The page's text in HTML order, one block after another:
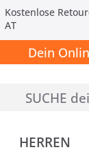
Kostenlose
AT
Dein
HERREN